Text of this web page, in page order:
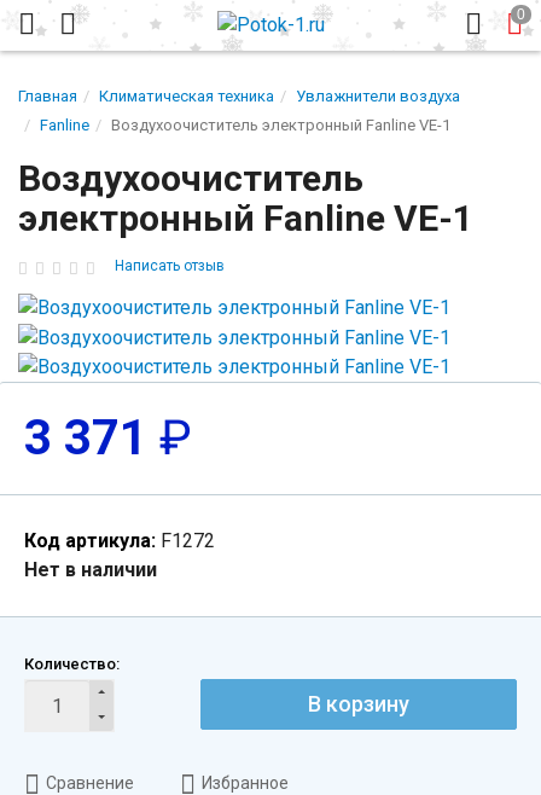
Главная Климатическая техника
Увлажнители воздуха
Fanline
Воздухоочиститель электронный Fanline VE-1
Воздухоочиститель
электронный Fanline VE-1
Написать отзыв
3 371 ₽
Код артикула: F1272
Нет в наличии
Количество:
В корзину
Сравнение Избранное